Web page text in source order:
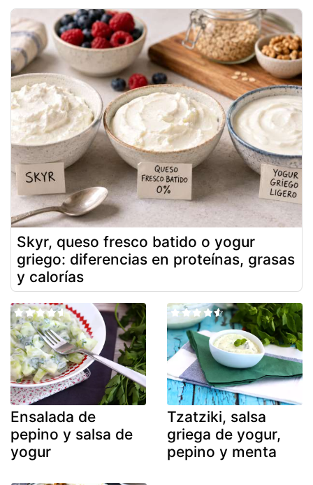
Skyr, queso fresco batido o yogur
griego: diferencias en proteínas, grasas
y calorías
Ensalada de
pepino y salsa de
yogur
Tzatziki, salsa
griega de yogur,
pepino y menta